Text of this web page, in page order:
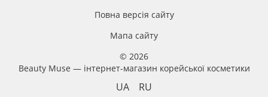
Повна версія сайту
Мапа сайту
© 2026
Beauty Muse — інтернет-магазин корейської косметики
UA RU